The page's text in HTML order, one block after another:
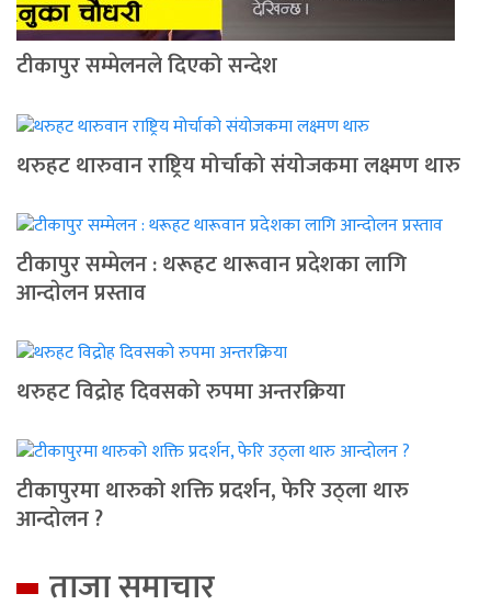
टीकापुर सम्मेलनले दिएको सन्देश
थरुहट थारुवान राष्ट्रिय मोर्चाको संयोजकमा लक्ष्मण थारु
टीकापुर सम्मेलन : थरूहट थारूवान प्रदेशका लागि
आन्दाेलन प्रस्ताव
थरुहट विद्रोह दिवसको रुपमा अन्तरक्रिया
टीकापुरमा थारुको शक्ति प्रदर्शन, फेरि उठ्ला थारु
आन्दोलन ?
ताजा समाचार